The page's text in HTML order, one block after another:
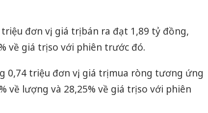
đơn vị, giá trị bán ra đạt 1,89 tỷ đồng,
về giá trị so với phiên trước đó.
0,74 triệu đơn vị, giá trị mua ròng tương ứng
về lượng và 28,25% về giá trị so với phiên